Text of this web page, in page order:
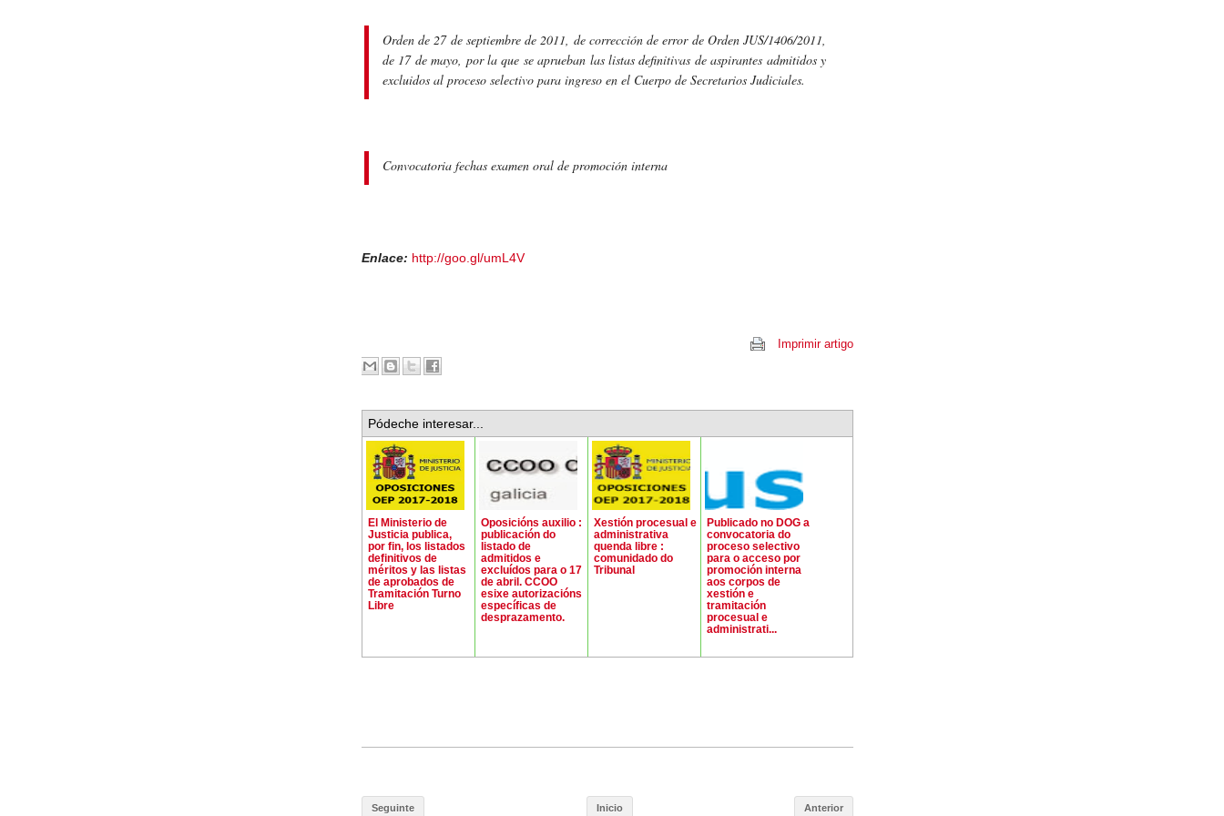
Orden de 27 de septiembre de 2011, de corrección de error de Orden JUS/1406/2011,
de 17 de mayo, por la que se aprueban las listas definitivas de aspirantes admitidos y
excluidos al proceso selectivo para ingreso en el Cuerpo de Secretarios Judiciales.
Convocatoria fechas examen oral de promoción interna
Enlace: http://goo.gl/umL4V
Imprimir artigo
Pódeche interesar...
El Ministerio de
Justicia publica,
por fin, los listados
definitivos de
méritos y las listas
de aprobados de
Tramitación Turno
Libre
Oposicións auxilio :
publicación do
listado de
admitidos e
excluídos para o 17
de abril. CCOO
esixe autorizacións
específicas de
desprazamento.
Xestión procesual e
administrativa
quenda libre :
comunidado do
Tribunal
Publicado no DOG a
convocatoria do
proceso selectivo
para o acceso por
promoción interna
aos corpos de
xestión e
tramitación
procesual e
administrati...
Seguinte Anterior
Inicio